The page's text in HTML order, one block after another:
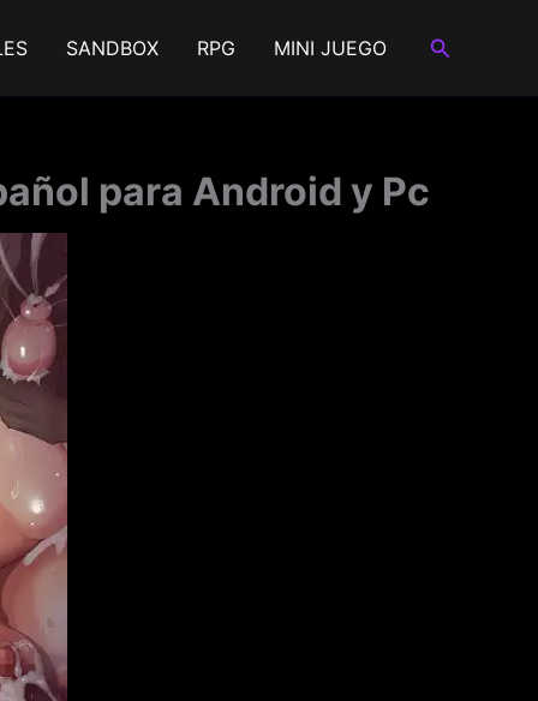
SANDBOX RPG MINI JUEGO Buscar
para Android y Pc